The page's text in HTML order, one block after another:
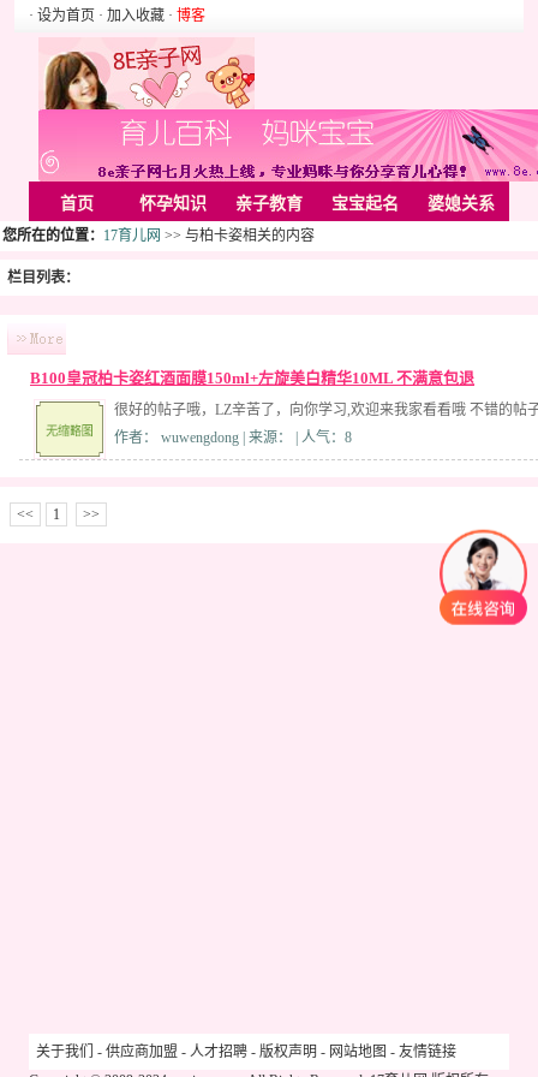
· 设为首页 · 加入收藏 · 博客
首页 怀孕知识 亲子教育 宝宝起名 婆媳关系
母婴用品 胎教音乐 婚姻家庭
美容化装
您所在的位置： 17育儿网 >> 与柏卡姿相关的内容
栏目列表：
B100皇冠柏卡姿红酒面膜150ml+左旋美白精华10ML 不满意包退
很好的帖子哦，LZ辛苦了，向你学习,欢迎来我家看看哦 不错的帖
作者： wuwengdong | 来源： | 人气：8
<< 1 >>
关于我们 - 供应商加盟 - 人才招聘 - 版权声明 - 网站地图 - 友情链接